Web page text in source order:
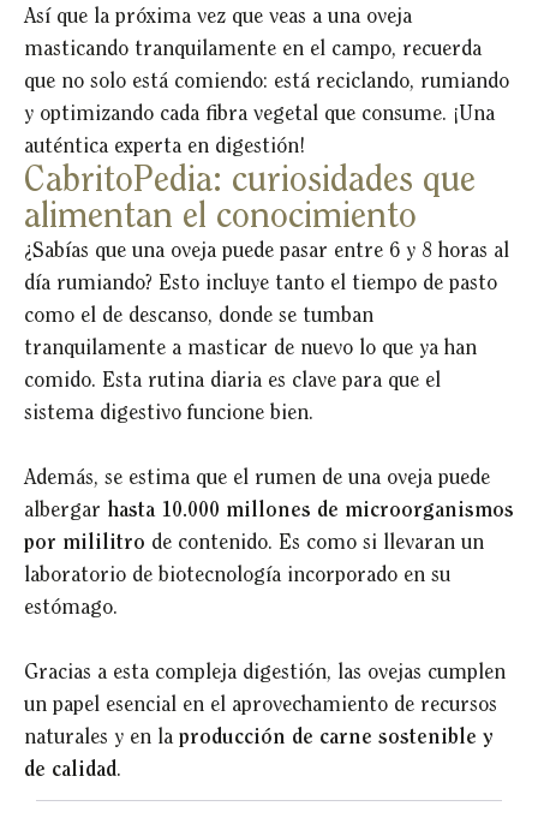
Así que la próxima vez que veas a una oveja
masticando tranquilamente en el campo, recuerda
que no solo está comiendo: está reciclando, rumiando
y optimizando cada fibra vegetal que consume. ¡Una
auténtica experta en digestión!
CabritoPedia: curiosidades que
alimentan el conocimiento
¿Sabías que una oveja puede pasar entre 6 y 8 horas al
día rumiando? Esto incluye tanto el tiempo de pasto
como el de descanso, donde se tumban
tranquilamente a masticar de nuevo lo que ya han
comido. Esta rutina diaria es clave para que el
sistema digestivo funcione bien.
Además, se estima que el rumen de una oveja puede
albergar hasta 10.000 millones de microorganismos
por mililitro de contenido. Es como si llevaran un
laboratorio de biotecnología incorporado en su
estómago.
Gracias a esta compleja digestión, las ovejas cumplen
un papel esencial en el aprovechamiento de recursos
naturales y en la producción de carne sostenible y
de calidad.